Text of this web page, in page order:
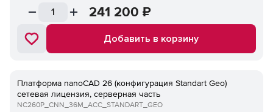
241 200 ₽
Добавить в корзину
Платформа nanoCAD 26 (конфигурация Standart Geo)
сетевая лицензия, серверная часть
NC260P_CNN_36M_ACC_STANDART_GEO